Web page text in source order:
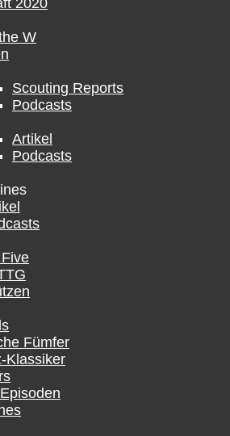
2020
W
Scouting Reports
Podcasts
Artikel
Podcasts
Fümfer
Klassiker